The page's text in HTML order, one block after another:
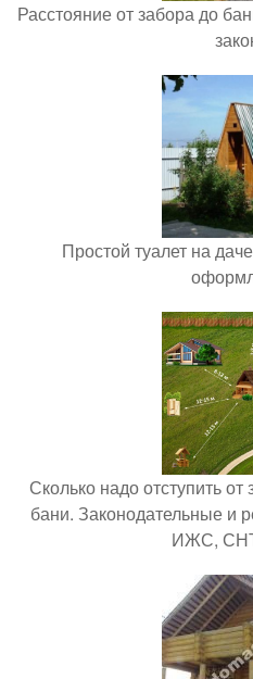
Расстояние от забора до
Простой туалет на
Сколько надо отступить от
бани. Законодательные и
ИЖС,